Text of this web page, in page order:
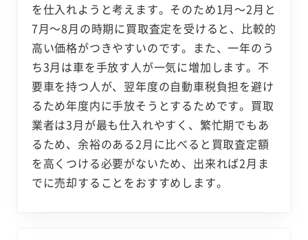
を仕入れようと考えます。そのため1月～2月と
7月～8月の時期に買取査定を受けると、比較的
高い価格がつきやすいのです。また、一年のう
ち3月は車を手放す人が一気に増加します。不
要車を持つ人が、翌年度の自動車税負担を避け
るため年度内に手放そうとするためです。買取
業者は3月が最も仕入れやすく、繁忙期でもあ
るため、余裕のある2月に比べると買取査定額
を高くつける必要がないため、出来れば2月ま
でに売却することをおすすめします。